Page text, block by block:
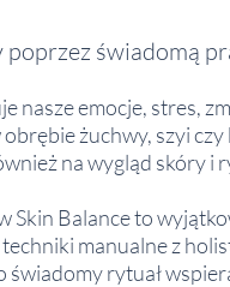
świadomą
nasze emocje, stres,
żuchwy, szyi
na wygląd skóry i
Skin Balance to
manualne z
świadomy rytuał